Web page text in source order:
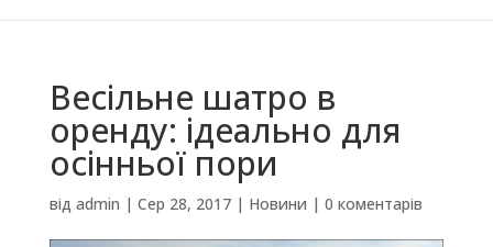
Весільне шатро в
оренду: ідеально для
осінньої пори
від admin | Сер 28, 2017| Новини | 0 коментарів